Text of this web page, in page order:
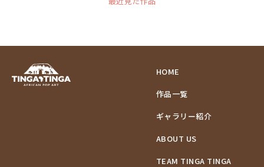
HOME
作品一覧
ギャラリー紹介
ABOUT US
TEAM TINGA TINGA